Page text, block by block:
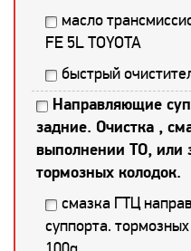
масло
FE 5L TOYOTA
быстрый
Направляющие
задние. Очистка ,
выполнении ТО, или
тормозных колодок.
смазка ГТЦ
суппорта.